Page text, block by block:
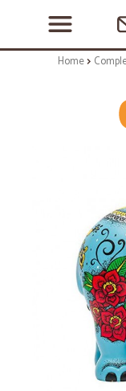
Home